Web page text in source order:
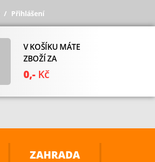
Přihlášení
V KOŠÍKU MÁTE
ZBOŽÍ ZA
0,- Kč
ZAHRADA